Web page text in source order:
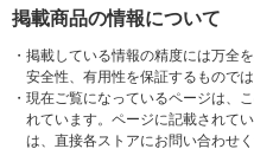
掲載商品の情報について
・ 掲載している情報の精度には万全
安全性、有用性を保証するものでは
・ 現在ご覧になっているページは、
れています。ページに記載されて
は、直接各ストアにお問い合わせく